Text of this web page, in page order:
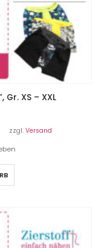
Gr. XS – XXL
zzgl. Versand